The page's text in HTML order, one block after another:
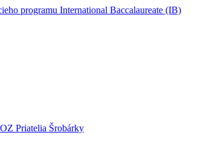
OZ Priatelia Šrobárky